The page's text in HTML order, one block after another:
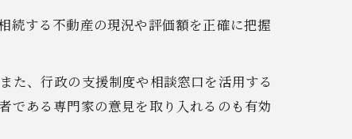
続する不動産の現況や評価額を正確に把握
た、行政の支援制度や相談窓口を活用する
である専門家の意見を取り入れるのも有効